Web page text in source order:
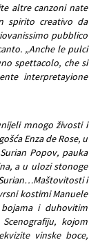
altre canzoni nate
spirito creativo da
pubblico
„Anche le pulci
spettacolo, che si
interpretayione
mnogo živosti i
Enza de Rose, u
Popov, pauka
a u ulozi stonoge
i
kostimi Manuele
i duhovitim
kojom
vinske boce,